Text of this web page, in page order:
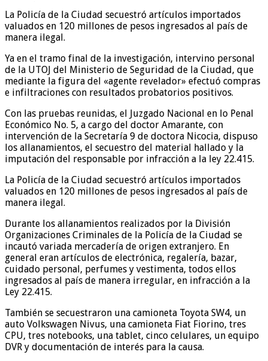
La Policía de la Ciudad secuestró artículos importados
valuados en 120 millones de pesos ingresados al país de
manera ilegal.
Ya en el tramo final de la investigación, intervino personal
de la UTOJ del Ministerio de Seguridad de la Ciudad, que
mediante la figura del «agente revelador» efectuó compras
e infiltraciones con resultados probatorios positivos.
Con las pruebas reunidas, el Juzgado Nacional en lo Penal
Económico No. 5, a cargo del doctor Amarante, con
intervención de la Secretaría 9 de doctora Nicocia, dispuso
los allanamientos, el secuestro del material hallado y la
imputación del responsable por infracción a la ley 22.415.
La Policía de la Ciudad secuestró artículos importados
valuados en 120 millones de pesos ingresados al país de
manera ilegal.
Durante los allanamientos realizados por la División
Organizaciones Criminales de la Policía de la Ciudad se
incautó variada mercadería de origen extranjero. En
general eran artículos de electrónica, regalería, bazar,
cuidado personal, perfumes y vestimenta, todos ellos
ingresados al país de manera irregular, en infracción a la
Ley 22.415.
También se secuestraron una camioneta Toyota SW4, un
auto Volkswagen Nivus, una camioneta Fiat Fiorino, tres
CPU, tres notebooks, una tablet, cinco celulares, un equipo
DVR y documentación de interés para la causa.